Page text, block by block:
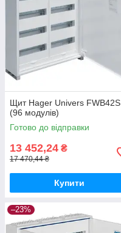
Щит Hager Univers FWB42S
(96 модулів)
Готово до відправки
13 452,24 ₴
17 470,44 ₴
Купити
–23%